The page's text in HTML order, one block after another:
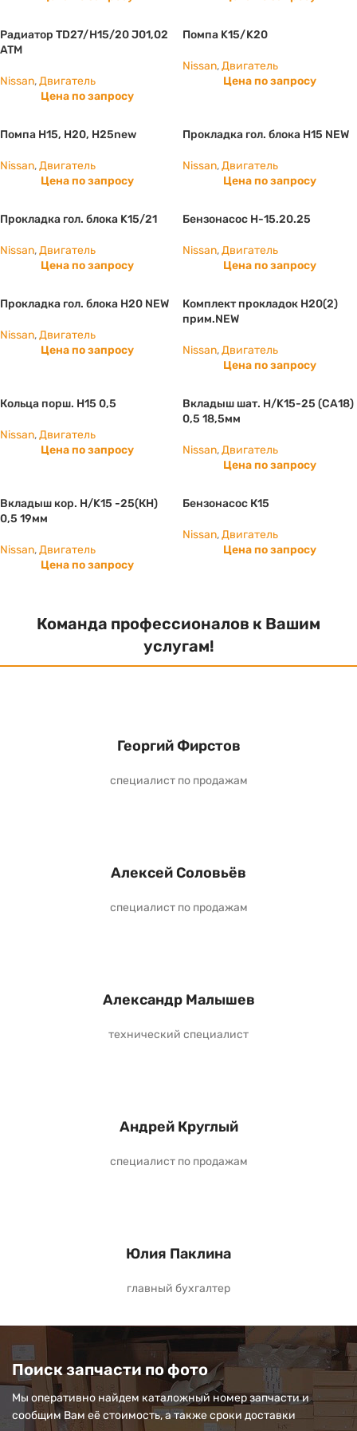
Радиатор TD27/H15/20 J01,02
ATM
Nissan,Двигатель
Цена по запросу
Помпа K15/K20
Nissan,Двигатель
Цена по запросу
Помпа H15, Н20, Н25new
Nissan,Двигатель
Цена по запросу
Прокладка гол. блока H15 NEW
Nissan,Двигатель
Цена по запросу
Прокладка гол. блока K15/21
Nissan,Двигатель
Цена по запросу
Бензонасос H-15.20.25
Nissan,Двигатель
Цена по запросу
Прокладка гол. блока H20 NEW
Nissan,Двигатель
Цена по запросу
Комплект прокладок H20(2)
прим.NEW
Nissan,Двигатель
Цена по запросу
Кольца порш. H15 0,5
Nissan,Двигатель
Цена по запросу
Вкладыш шат. Н/K15-25 (СА18)
0,5 18,5мм
Nissan,Двигатель
Цена по запросу
Вкладыш кор. Н/K15 -25(КН)
0,5 19мм
Nissan,Двигатель
Цена по запросу
Бензонасос К15
Nissan,Двигатель
Цена по запросу
Команда профессионалов к Вашим
услугам!
Георгий Фирстов
специалист по продажам
Алексей Соловьёв
специалист по продажам
Александр Малышев
технический специалист
Андрей Круглый
специалист по продажам
Юлия Паклина
главный бухгалтер
Поиск запчасти по фото
Мы оперативно найдем каталожный номер запчасти и
сообщим Вам её стоимость, а также сроки доставки